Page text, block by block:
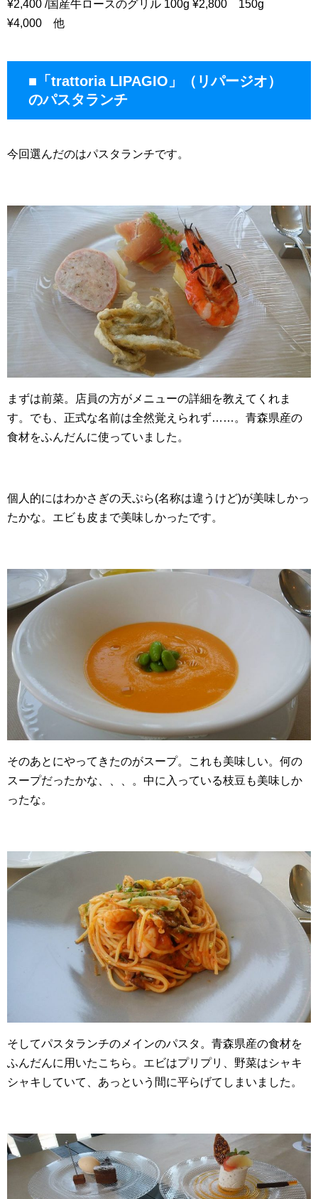
¥2,400 /国産牛ロースのグリル 100g ¥2,800 150g
¥4,000 他
■「trattoria LIPAGIO」（リパージオ）
のパスタランチ
今回選んだのはパスタランチです。
まずは前菜。店員の方がメニューの詳細を教えてくれま
す。でも、正式な名前は全然覚えられず……。青森県産の
食材をふんだんに使っていました。
個人的にはわかさぎの天ぷら(名称は違うけど)が美味しかっ
たかな。エビも皮まで美味しかったです。
そのあとにやってきたのがスープ。これも美味しい。何の
スープだったかな、、、。中に入っている枝豆も美味しか
ったな。
そしてパスタランチのメインのパスタ。青森県産の食材を
ふんだんに用いたこちら。エビはプリプリ、野菜はシャキ
シャキしていて、あっという間に平らげてしまいました。